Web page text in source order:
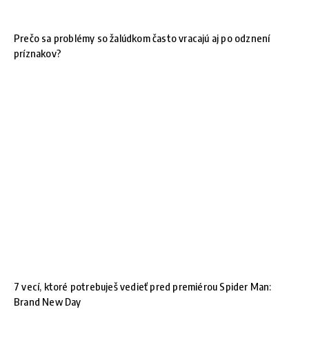
Prečo sa problémy so žalúdkom často vracajú aj po odznení
príznakov?
7 vecí, ktoré potrebuješ vedieť pred premiérou Spider Man:
Brand New Day